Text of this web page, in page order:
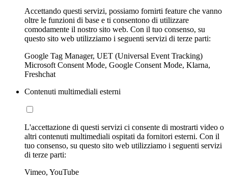
Accettando questi servizi, possiamo fornirti feature che vanno
oltre le funzioni di base e ti consentono di utilizzare
comodamente il nostro sito web. Con il tuo consenso, su
questo sito web utilizziamo i seguenti servizi di terze parti:
Google Tag Manager, UET (Universal Event Tracking)
Microsoft Consent Mode, Google Consent Mode, Klarna,
Freshchat
Contenuti multimediali esterni
L'accettazione di questi servizi ci consente di mostrarti video o
altri contenuti multimediali ospitati da fornitori esterni. Con il
tuo consenso, su questo sito web utilizziamo i seguenti servizi
di terze parti:
Vimeo, YouTube